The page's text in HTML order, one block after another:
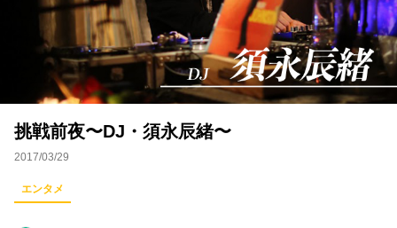
キーワード
カルチャー 学び ラジオ イベント
ライフスタイル ビジネス インタビュー
エンターテインメント スキルアップ
作家
挑戦前夜〜DJ・須永辰緒〜
2017/03/29
エンタメ